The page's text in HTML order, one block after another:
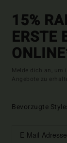
15%
ERSTE
Melde dich an, um
Angebote zu
Bevorzugte